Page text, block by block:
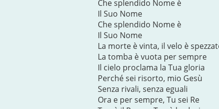
Che splendido Nome è
Il Suo Nome
Che splendido Nome è
Il Suo Nome
La morte è vinta, il velo è
La tomba è vuota per sempre
Il cielo proclama la Tua gloria
Perché sei risorto, mio Gesù
Senza rivali, senza eguali
Ora e per sempre, Tu sei Re